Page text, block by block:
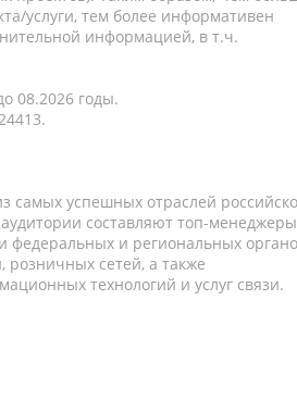
услуги, тем более информативен
информацией, в т.ч.
08.2026 годы.
самых успешных отраслей
составляют топ-
федеральных и региональных
сетей, а также
технологий и услуг связи.